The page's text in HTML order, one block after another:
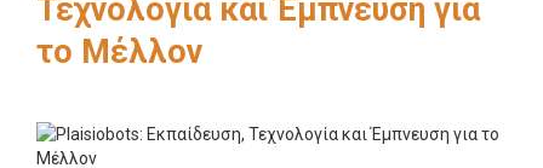
Τεχνολογία και Έμπνευση για
το Μέλλον